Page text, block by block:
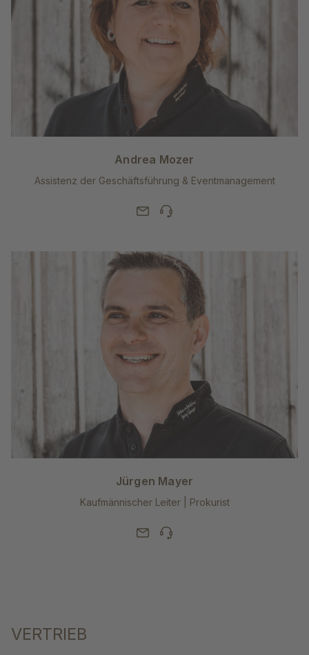
Andrea Mozer
Assistenz der Geschäftsführung & Eventmanagement
Jürgen Mayer
Kaufmännischer Leiter | Prokurist
VERTRIEB